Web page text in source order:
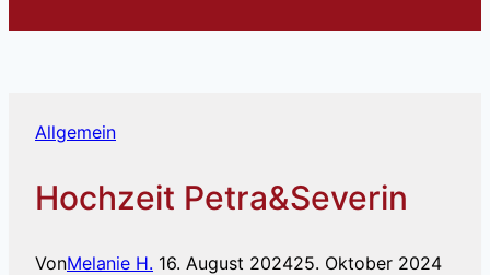
Allgemein
Hochzeit Petra&Severin
VonMelanie H. 16. August 202425. Oktober 2024